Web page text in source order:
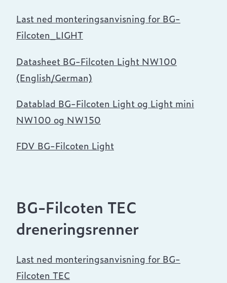
Last ned monteringsanvisning for BG-
Filcoten_LIGHT
Datasheet BG-Filcoten Light NW100
(English/German)
Datablad BG-Filcoten Light og Light mini
NW100 og NW150
FDV BG-Filcoten Light
BG-Filcoten TEC
dreneringsrenner
Last ned monteringsanvisning for BG-
Filcoten TEC